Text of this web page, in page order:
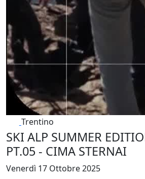
Trentino
SKI ALP SUMMER
PT.05 - CIMA STERNAI
Venerdì 17 Ottobre 2025